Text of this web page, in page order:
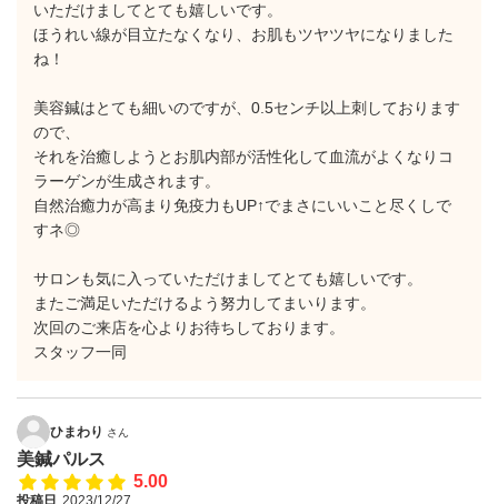
いただけましてとても嬉しいです。
ほうれい線が目立たなくなり、お肌もツヤツヤになりました
ね！
美容鍼はとても細いのですが、0.5センチ以上刺しております
ので、
それを治癒しようとお肌内部が活性化して血流がよくなりコ
ラーゲンが生成されます。
自然治癒力が高まり免疫力もUP↑でまさにいいこと尽くしで
すネ◎
サロンも気に入っていただけましてとても嬉しいです。
またご満足いただけるよう努力してまいります。
次回のご来店を心よりお待ちしております。
スタッフ一同
ひまわり さん
美鍼パルス
5.00
投稿日 2023/12/27